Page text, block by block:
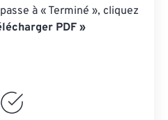
à « Terminé », cliquez
PDF »